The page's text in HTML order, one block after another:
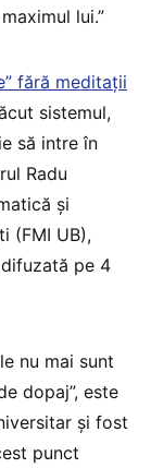
lui.”
fără meditații
sistemul,
să intre în
Radu
și
(FMI UB),
difuzată pe 4
nu mai sunt
dopaj”, este
și fost
punct